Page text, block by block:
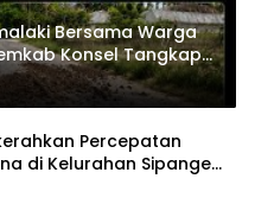
Bersama Warga
Konsel Tangkap
Sawit Overload,
Jalan Umum
Percepatan
di Kelurahan Sipange